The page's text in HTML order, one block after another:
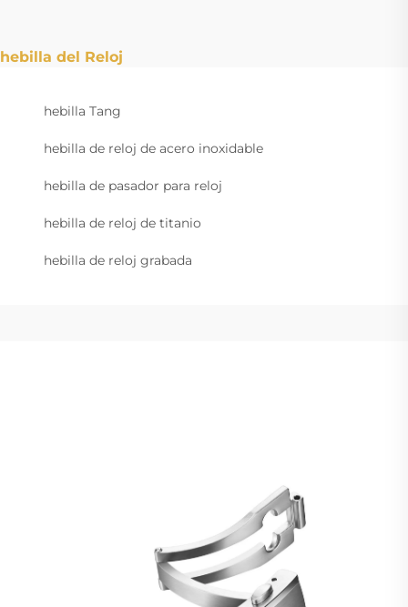
hebilla del Reloj
hebilla Tang
hebilla de reloj de acero inoxidable
hebilla de pasador para reloj
hebilla de reloj de titanio
hebilla de reloj grabada